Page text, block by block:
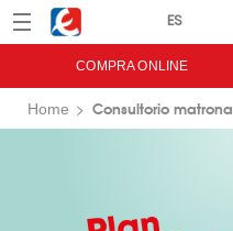
Menú Eroski
COMPRA ONLINE
Home Consultorio matrona